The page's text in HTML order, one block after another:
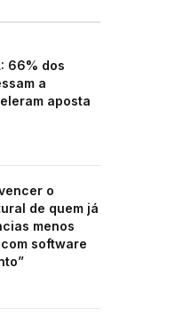
66% dos
a
aposta
o
de quem já
menos
software